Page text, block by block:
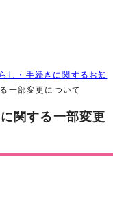
し・手続きに関するお知
一部変更について
関する一部変更